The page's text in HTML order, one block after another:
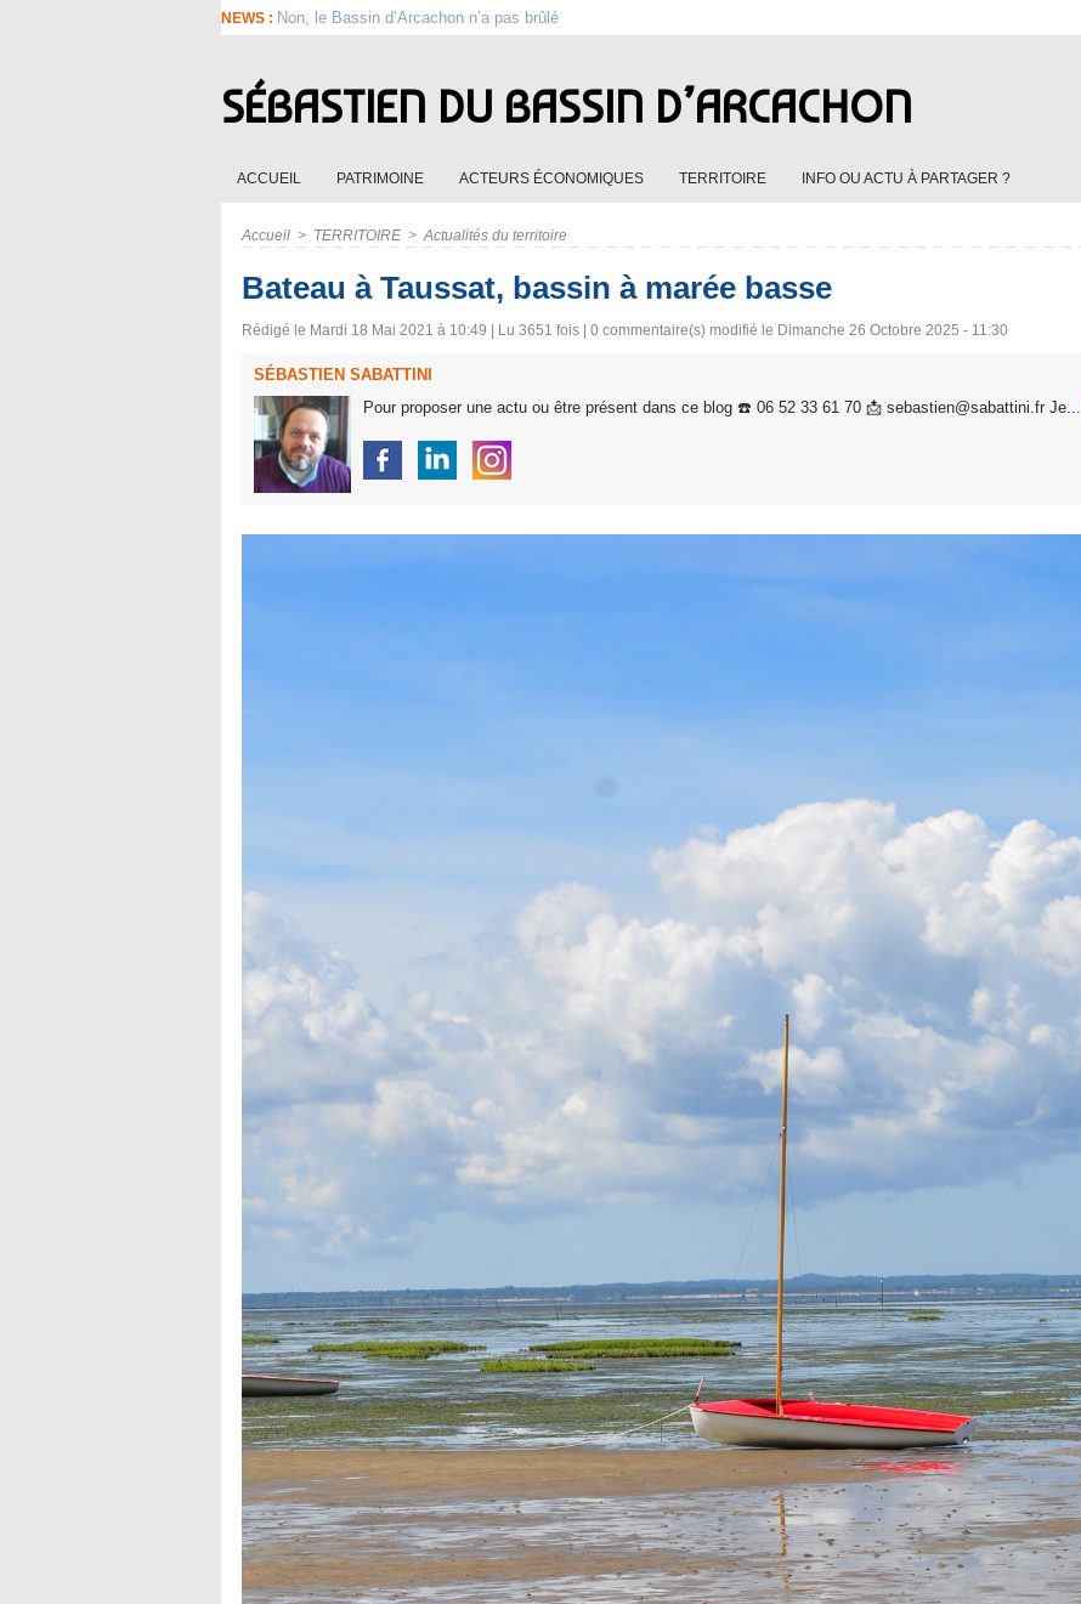
NEWS : Non, le Bassin d’Arcachon n’a pas brûlé
SÉBASTIEN DU BASSIN D’ARCACHON
ACCUEIL PATRIMOINE ACTEURS ÉCONOMIQUES TERRITOIRE INFO OU ACTU À PARTAGER ?
Accueil > TERRITOIRE > Actualités du territoire
Bateau à Taussat, bassin à marée basse
Rédigé le Mardi 18 Mai 2021 à 10:49 | Lu 3651 fois | 0 commentaire(s) modifié le Dimanche 26 Octobre 2025 - 11:30
SÉBASTIEN SABATTINI
Pour proposer une actu ou être présent dans ce blog ☎️ 06 52 33 61 70 📩 sebastien@sabattini.fr Je...